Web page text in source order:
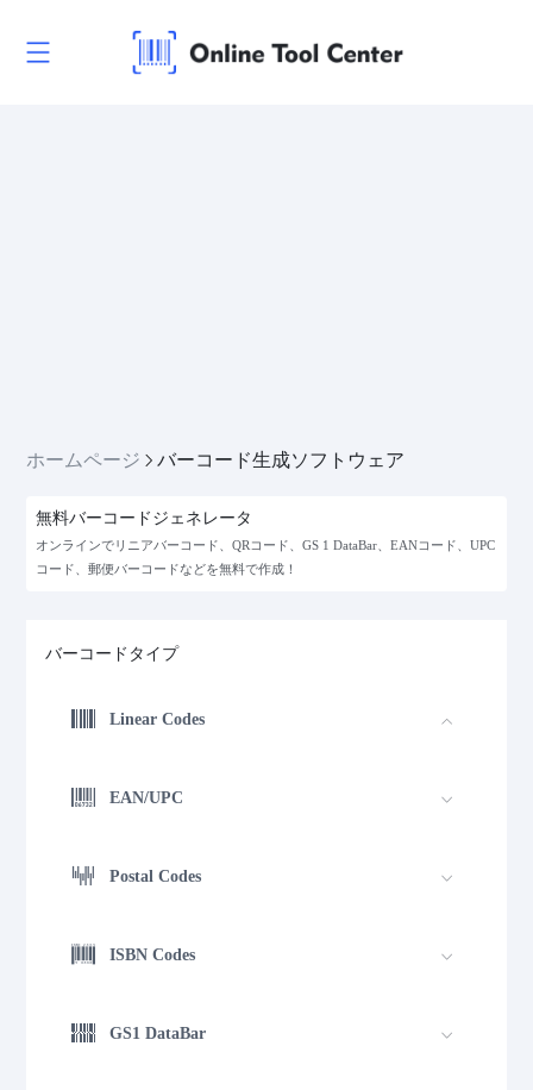
ホームページ バーコード生成ソフトウェア
無料バーコードジェネレータ
オンラインでリニアバーコード、QRコード、GS 1 DataBar、EANコード、UPC
コード、郵便バーコードなどを無料で作成！
バーコードタイプ
Linear Codes
EAN/UPC
Postal Codes
ISBN Codes
GS1 DataBar